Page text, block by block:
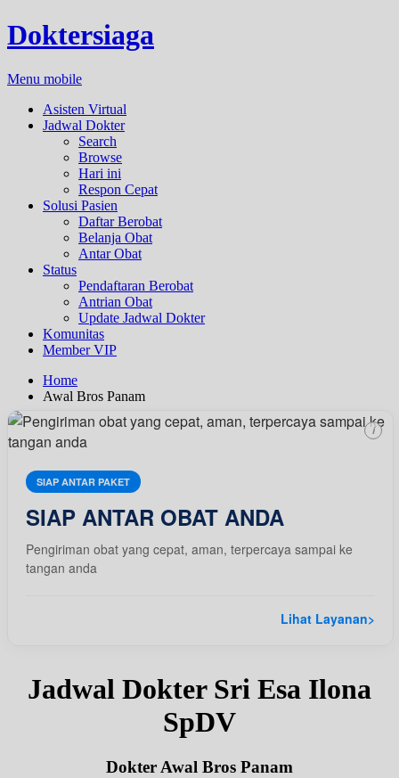
Doktersiaga
Menu mobile
Asisten Virtual
Jadwal Dokter
Search
Browse
Hari ini
Respon Cepat
Solusi Pasien
Daftar Berobat
Belanja Obat
Antar Obat
Status
Pendaftaran Berobat
Antrian Obat
Update Jadwal Dokter
Komunitas
Member VIP
Home
Awal Bros Panam
SIAP ANTAR PAKET
SIAP ANTAR OBAT ANDA
Pengiriman obat yang cepat, aman, terpercaya sampai ke
tangan anda
Lihat Layanan>
i
Jadwal Dokter Sri Esa Ilona
SpDV
Dokter Awal Bros Panam